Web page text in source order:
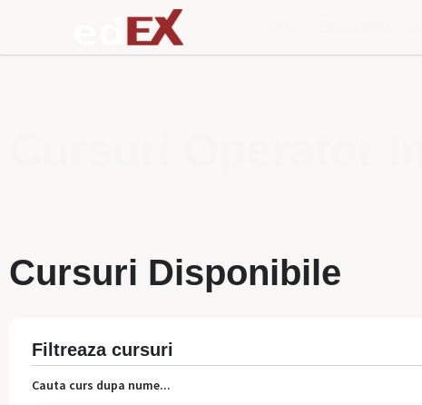
Cursuri Disponibile
Filtreaza cursuri
Cauta curs dupa nume...